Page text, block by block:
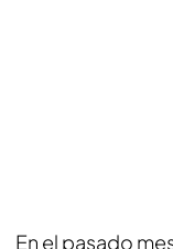
En el pasado